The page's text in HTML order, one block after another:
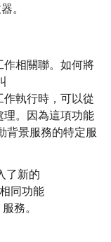
。
相關聯。如何將
作執行時，可以從
。因為這項功能
背景服務的特定服
了新的
同功能
務。